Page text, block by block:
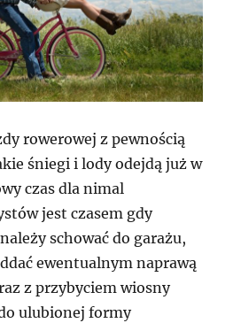
rowerowej z pewnością
śniegi i lody odejdą już w
czas dla nimal
jest czasem gdy
schować do garażu,
ewentualnym naprawą
z przybyciem wiosny
ulubionej formy